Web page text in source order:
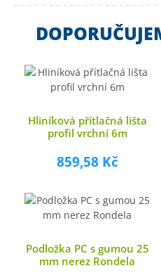
Hliníková přítlačná lišta
profil vrchní 6m
859,58 Kč
Podložka PC s gumou 25
mm nerez Rondela